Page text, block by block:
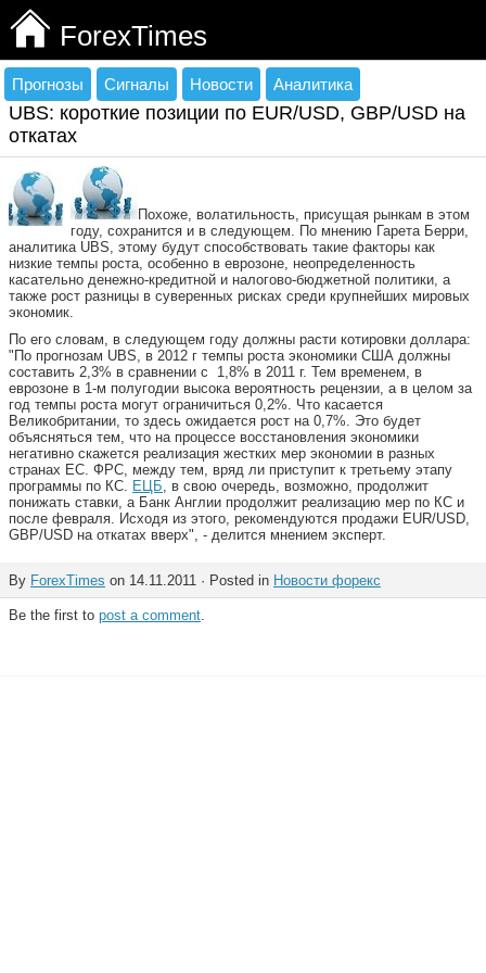
ForexTimes
Прогнозы Сигналы Новости Аналитика
UBS: короткие позиции по EUR/USD, GBP/USD на
откатах
Похоже, волатильность, присущая рынкам в этом
году, сохранится и в следующем. По мнению Гарета Берри,
аналитика UBS, этому будут способствовать такие факторы как
низкие темпы роста, особенно в еврозоне, неопределенность
касательно денежно-кредитной и налогово-бюджетной политики, а
также рост разницы в суверенных рисках среди крупнейших мировых
экономик.
По его словам, в следующем году должны расти котировки доллара:
"По прогнозам UBS, в 2012 г темпы роста экономики США должны
составить 2,3% в сравнении с 1,8% в 2011 г. Тем временем, в
еврозоне в 1-м полугодии высока вероятность рецензии, а в целом за
год темпы роста могут ограничиться 0,2%. Что касается
Великобритании, то здесь ожидается рост на 0,7%. Это будет
объясняться тем, что на процессе восстановления экономики
негативно скажется реализация жестких мер экономии в разных
странах ЕС. ФРС, между тем, вряд ли приступит к третьему этапу
программы по КС. ЕЦБ, в свою очередь, возможно, продолжит
понижать ставки, а Банк Англии продолжит реализацию мер по КС и
после февраля. Исходя из этого, рекомендуются продажи EUR/USD,
GBP/USD на откатах вверх", - делится мнением эксперт.
By ForexTimes on 14.11.2011 · Posted in Новости форекс
Be the first to post a comment.